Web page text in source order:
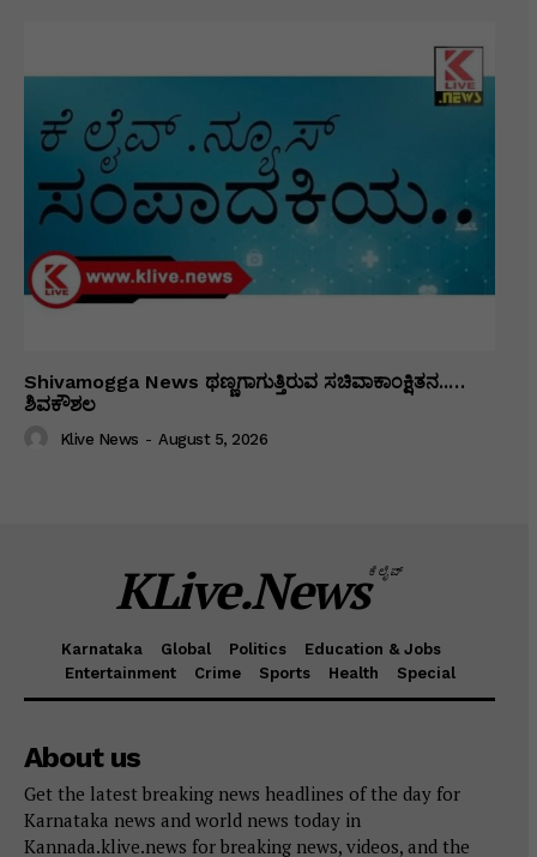
Shivamogga News ಥಣ್ಣಗಾಗುತ್ತಿರುವ ಸಚಿವಾಕಾಂಕ್ಷಿತನ..…
ಶಿವಕೌಶಲ
Klive News - August 5, 2026
KLive.Newsಕೆಲೈವ್
Karnataka Global Politics
Education & Jobs
Entertainment
Crime Sports Health Special
About us
Get the latest breaking news headlines of the day for
Karnataka news and world news today in
Kannada.klive.news for breaking news, videos, and the